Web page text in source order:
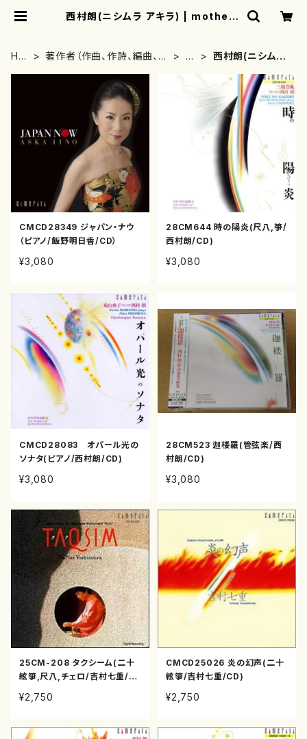
西村朗(ニシムラ アキラ) | mothere
HO
著作者（作曲、作詩、編曲、著
な
西村朗(ニシムラ
CMCD28349 ジャパン・ナウ
（ピアノ/飯野明日香/CD）
¥3,080
28CM644 時の陽炎(尺八,箏/
西村朗/CD)
¥3,080
CMCD28083 オパール光の
ソナタ(ピアノ/西村朗/CD)
¥3,080
28CM523 迦楼羅(管弦楽/西
村朗/CD)
¥3,080
25CM-208 タクシーム(二十
絃箏,尺八,チェロ/吉村七重/C
¥2,750
CMCD25026 炎の幻声(二十
絃箏/吉村七重/CD)
¥2,750